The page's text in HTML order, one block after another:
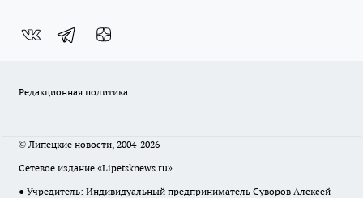
Редакционная политика
© Липецкие новости, 2004-2026
Сетевое издание «Lipetsknews.ru»
● Учредитель: Индивидуальный предприниматель Суворов Алексей